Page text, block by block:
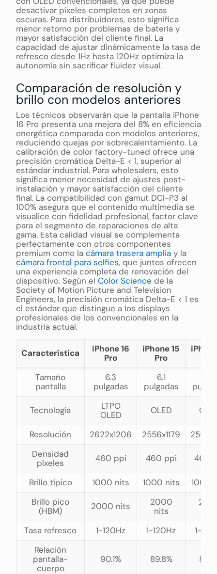
desactivar píxeles completos en zonas
oscuras. Para distribuidores, esto significa
menor retorno por problemas de batería y
mayor satisfacción del cliente final. La
capacidad de ajustar dinámicamente la tasa de
refresco desde 1Hz hasta 120Hz optimiza la
autonomía sin sacrificar fluidez visual.
Comparación de resolución y
brillo con modelos anteriores
Los técnicos observarán que la pantalla iPhone
16 Pro presenta una mejora del 8% en eficiencia
energética comparada con modelos anteriores,
reduciendo quejas por sobrecalentamiento. La
calibración de color factory-tuned ofrece una
precisión cromática Delta-E < 1, superior al
estándar industrial. Para wholesalers, esto
significa menor necesidad de ajustes post-
instalación y mayor satisfacción del cliente
final. La compatibilidad con gamut DCI-P3 al
100% asegura que el contenido multimedia se
visualice con fidelidad profesional, factor clave
para el segmento de reparaciones de alta
gama. Esta calidad visual se complementa
perfectamente con otros componentes
premium como la cámara trasera amplia y la
cámara frontal para selfies, que juntos ofrecen
una experiencia completa de renovación del
dispositivo. Según el Color Science de la
Society of Motion Picture and Television
Engineers, la precisión cromática Delta-E < 1 es
el estándar que distingue a los displays
profesionales de los convencionales en la
industria actual.
Característica
iPhone 16
Pro
iPhone 15
Pro
Tamaño
pantalla
6.3
pulgadas
6.1
pulgadas
Tecnología
LTPO
OLED
OLED
Resolución 2622x1206 2556x1179
Densidad
píxeles
460 ppi 460 ppi 460
Brillo típico 1000 nits 1000 nits
1000
Brillo pico
(HBM)
2000 nits
2000
nits
Tasa refresco
1-120Hz 1-120Hz
1-
Relación
pantalla-
cuerpo
90.1% 89.8%